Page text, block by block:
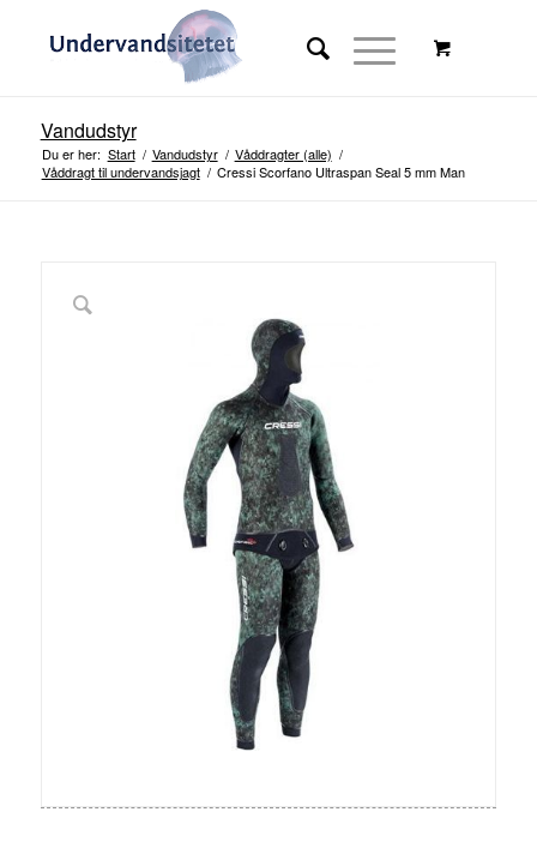
Vandudstyr
Du er her: Start / Vandudstyr / Våddragter (alle) /
Våddragt til undervandsjagt / Cressi Scorfano Ultraspan Seal 5 mm Man